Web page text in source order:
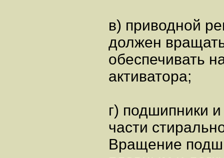
в) приводной
должен
обеспечивать
активатора;
г) подшипники
части
Вращение